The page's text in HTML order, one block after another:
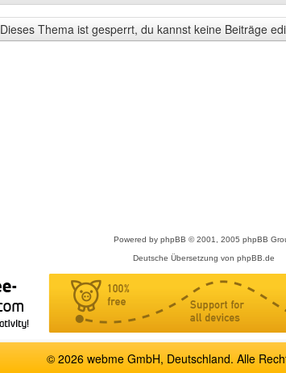
Dieses Thema ist gesperrt, du kannst keine Beiträge
Powered by phpBB © 2001, 2005 phpBB
Deutsche Übersetzung von phpBB.de
© 2026 webme GmbH, Deutschland. Alle